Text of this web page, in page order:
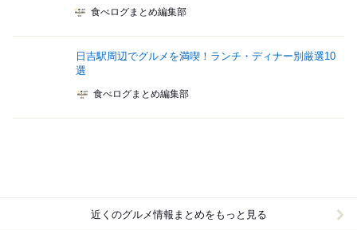
食べログまとめ編集部
日吉駅周辺でグルメを満喫！ランチ・ディナー別厳選10
選
食べログまとめ編集部
近くのグルメ情報まとめをもっと見る